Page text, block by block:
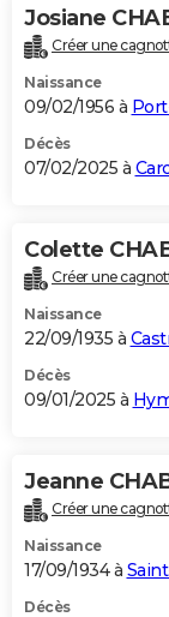
Josiane
Créer une
Naissance
09/02/1956 à
Décès
07/02/2025 à
Colette
Créer une
Naissance
22/09/1935 à
Décès
09/01/2025 à
Jeanne
Créer une
Naissance
17/09/1934 à
Décès